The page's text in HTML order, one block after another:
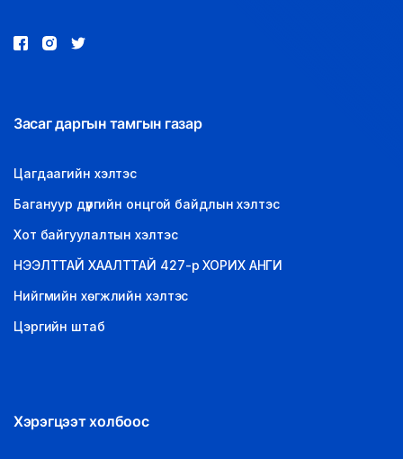
Засаг даргын тамгын газар
Цагдаагийн хэлтэс
Багануур дүүргийн онцгой байдлын хэлтэс
Хот байгуулалтын хэлтэс
НЭЭЛТТАЙ ХААЛТТАЙ 427-р ХОРИХ АНГИ
Нийгмийн хөгжлийн хэлтэс
Цэргийн штаб
Хэрэгцээт холбоос